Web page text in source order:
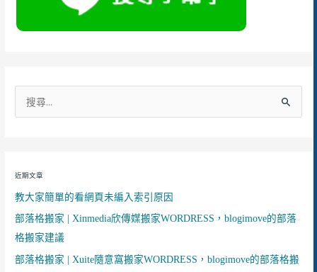
:
近期文章
教大家簡單的看網頁未編入索引原因
部落格搬家 | Xinmedia欣傳媒搬家WORDRESS，blogimove的部落
格搬家建議
部落格搬家 | Xuite隨意窩搬家WORDRESS，blogimove的部落格搬